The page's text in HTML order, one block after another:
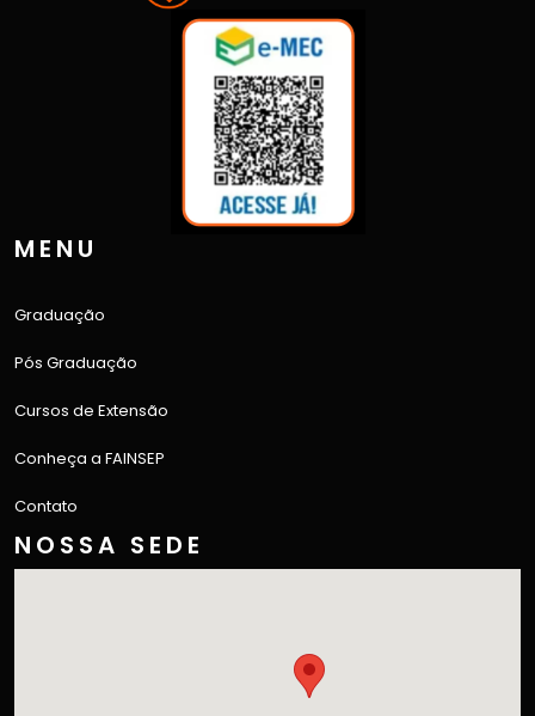
MENU
Graduação
Pós Graduação
Cursos de Extensão
Conheça a FAINSEP
Contato
NOSSA SEDE